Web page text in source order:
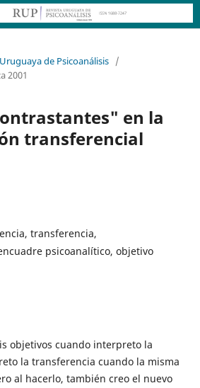
de Psicoanálisis /
2001
en la
transferencial
transferencia,
psicoanalítico, objetivo
objetivos cuando interpreto la
la transferencia cuando la misma
al hacerlo, también creo el nuevo